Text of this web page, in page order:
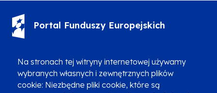
Na stronach tej witryny internetowej używamy
wybranych własnych i zewnętrznych plików
cookie: Niezbędne pliki cookie, które są
Portal Funduszy Europejskich